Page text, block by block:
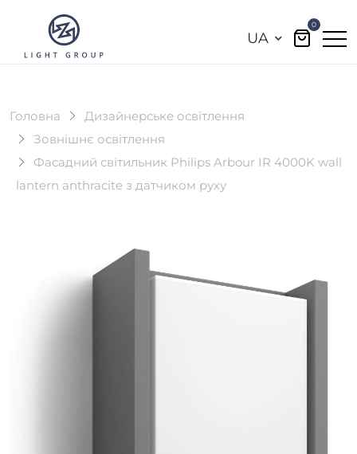
UA
0
Головна
Дизайнерське освітлення
Зовнішнє освітлення
Фасадний світильник Philips Arbour IR 4000K wall
lantern anthracite з датчиком руху